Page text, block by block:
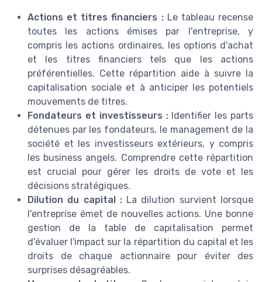
Actions et titres financiers :Le tableau recense
toutes les actions émises par l'entreprise, y
compris les actions ordinaires, les options d'achat
et les titres financiers tels que les actions
préférentielles. Cette répartition aide à suivre la
capitalisation sociale et à anticiper les potentiels
mouvements de titres.
Fondateurs et investisseurs :Identifier les parts
détenues par les fondateurs, le management de la
société et les investisseurs extérieurs, y compris
les business angels. Comprendre cette répartition
est crucial pour gérer les droits de vote et les
décisions stratégiques.
Dilution du capital :La dilution survient lorsque
l'entreprise émet de nouvelles actions. Une bonne
gestion de la table de capitalisation permet
d'évaluer l'impact sur la répartition du capital et les
droits de chaque actionnaire pour éviter des
surprises désagréables.